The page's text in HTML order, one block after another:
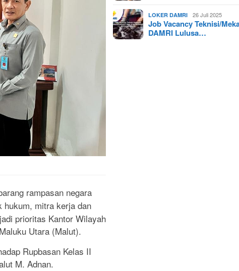
rampasan negara
hukum, mitra kerja dan
prioritas Kantor Wilayah
Utara (Malut).
Rupbasan Kelas II
M. Adnan.
LOKER DAMRI 26 Juli 2025
Job Vacancy Teknisi/
DAMRI Lulusa…